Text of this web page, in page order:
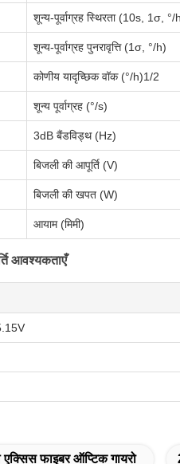
शून्य-पूर्वाग्रह स्थिरता (10s, 1σ, °/
शून्य-पूर्वाग्रह पुनरावृत्ति (1σ, °/h)
कोणीय यादृच्छिक वॉक (°/h)1/2
शून्य पूर्वाग्रह (°/s)
3dB बैंडविड्थ (Hz)
बिजली की आपूर्ति (V)
बिजली की खपत (W)
आयाम (मिमी)
आवश्यकताएँ
फाइबर ऑप्टिक गायरो